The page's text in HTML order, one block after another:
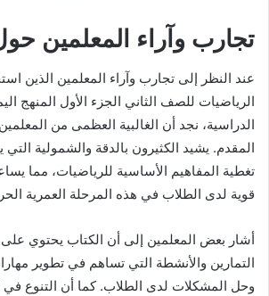
تجارب وآراء المعلمين
عند النظر إلى تجارب وآراء المعلمين الذين
الرياضيات للصف الثاني الجزء الأول المنهج
الدراسية، نجد أن الغالبية العظمى من
المقدم. يشيد الكثيرون بالدقة والشمولية
تغطية المفاهيم الأساسية للرياضيات، مما
قوية لدى الطلاب في هذه المرحلة العمرية
أشار بعض المعلمين إلى أن الكتاب يحتوي
التمارين والأنشطة التي تساهم في تطوير
وحل المشكلات لدى الطلاب. كما أن التنوع